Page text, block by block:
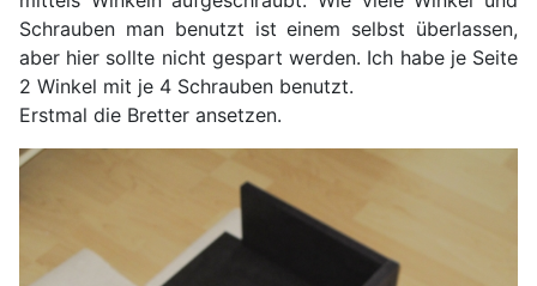
Schrauben man benutzt ist einem selbst überlassen,
aber hier sollte nicht gespart werden. Ich habe je Seite
2 Winkel mit je 4 Schrauben benutzt.
Erstmal die Bretter ansetzen.